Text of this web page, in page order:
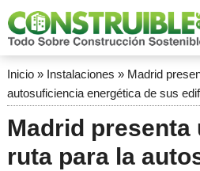
Inicio» Instalaciones » Madrid
autosuficiencia energética de sus
Madrid presenta
ruta para la